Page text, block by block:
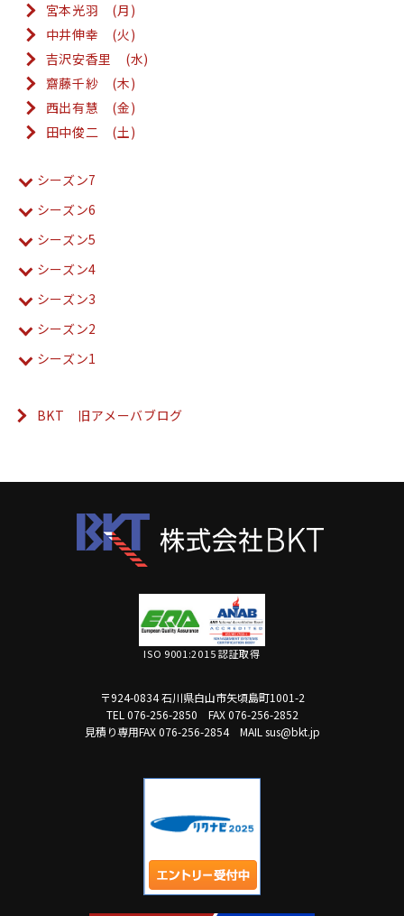
宮本光羽 (月)
中井伸幸 (火)
吉沢安香里 (水)
齋藤千紗 (木)
西出有慧 (金)
田中俊二 (土)
シーズン7
シーズン6
シーズン5
シーズン4
シーズン3
シーズン2
シーズン1
BKT 旧アメーバブログ
ISO 9001:2015 認証取得
〒924-0834 石川県白山市矢頃島町1001-2
TEL 076-256-2850
FAX 076-256-2852
見積り専用FAX 076-256-2854
MAIL sus@bkt.jp